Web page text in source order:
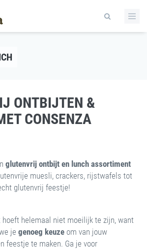
ONTBIJTEN &
CONSENZA
glutenvrij ontbijt en lunch assortiment
muesli, crackers, rijstwafels tot
glutenvrij feestje!
hoeft helemaal niet moeilijk te zijn, want
je genoeg keuze om van jouw
feestje te maken. Ga je voor